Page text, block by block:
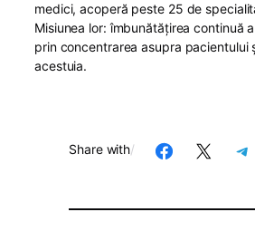
medici, acoperă peste 25 de
Misiunea lor: îmbunătățirea continuă
prin concentrarea asupra pacientului
acestuia.
Share with/ Share on Facebook
Share on X